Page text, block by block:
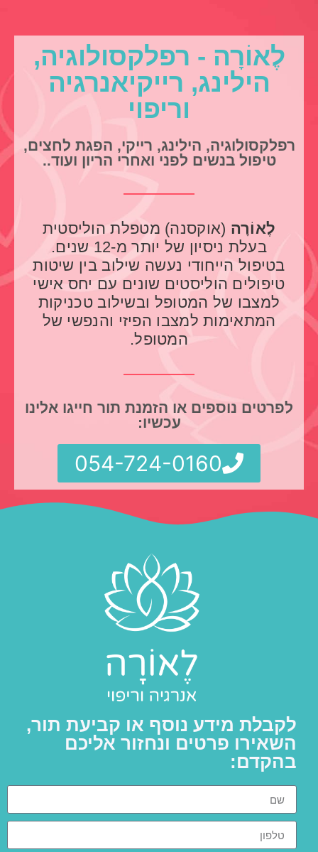
לֶאוֹרָה - רפלקסולוגיה,
הילינג, רייקיאנרגיה
וריפוי
רפלקסולוגיה, הילינג, רייקי, הפגת לחצים,
טיפול בנשים לפני ואחרי הריון ועוד..
לֶאוֹרָה (אוקסנה) מטפלת הוליסטית
בעלת ניסיון של יותר מ-12 שנים.
בטיפול הייחודי נעשה שילוב בין שיטות
טיפולים הוליסטים שונים עם יחס אישי
למצבו של המטופל ובשילוב טכניקות
המתאימות למצבו הפיזי והנפשי של
המטופל.
לפרטים נוספים או הזמנת תור חייגו אלינו
עכשיו:
054-724-0160
לקבלת מידע נוסף או קביעת תור,
השאירו פרטים ונחזור אליכם
בהקדם: